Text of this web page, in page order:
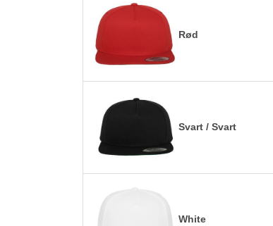
Rød
Svart / Svart
White